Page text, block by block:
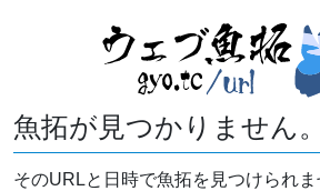
魚拓が見つかりません。
そのURLと日時で魚拓を見つけられま